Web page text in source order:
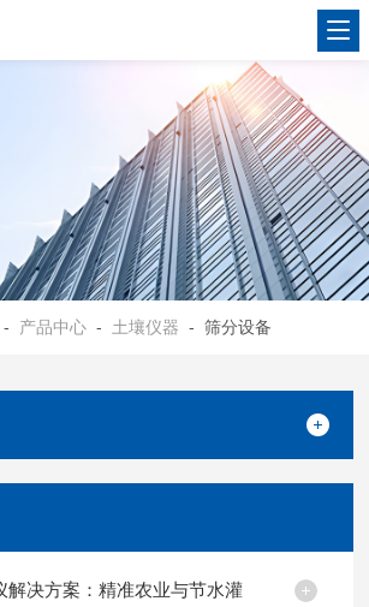
- 产品中心 - 土壤仪器 - 筛分设备
解决方案：精准农业与节水灌